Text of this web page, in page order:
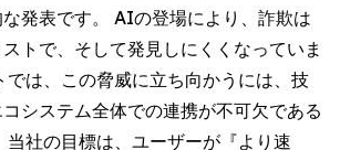
発表です。 AIの登場により、詐欺は
トで、そして発見しにくくなっていま
では、この脅威に立ち向かうには、技
システム全体での連携が不可欠である
当社の目標は、ユーザーが『より速